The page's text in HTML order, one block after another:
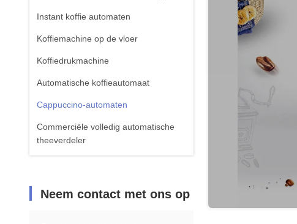
Instant koffie automaten
Koffiemachine op de vloer
Koffiedrukmachine
Automatische koffieautomaat
Cappuccino-automaten
Commerciële volledig automatische
theeverdeler
Neem contact met ons op